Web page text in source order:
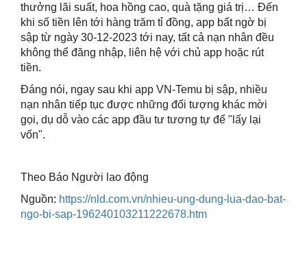
thưởng lãi suất, hoa hồng cao, quà tặng giá trị… Đến
khi số tiền lên tới hàng trăm tỉ đồng, app bất ngờ bị
sập từ ngày 30-12-2023 tới nay, tất cả nạn nhân đều
không thể đăng nhập, liên hệ với chủ app hoặc rút
tiền.
Đáng nói, ngay sau khi app VN-Temu bị sập, nhiều
nạn nhân tiếp tục được những đối tượng khác mời
gọi, dụ dỗ vào các app đầu tư tương tự để "lấy lại
vốn".
Theo Báo Người lao động
Nguồn: https://nld.com.vn/nhieu-ung-dung-lua-dao-bat-
ngo-bi-sap-196240103211222678.htm